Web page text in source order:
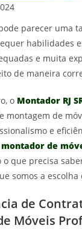
parecer uma
habilidades
e muita
de maneira
o Montador RJ
montagem de
e
montador de
que precisa
somos a escolha
de
Móveis